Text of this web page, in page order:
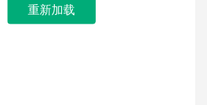
重新加载